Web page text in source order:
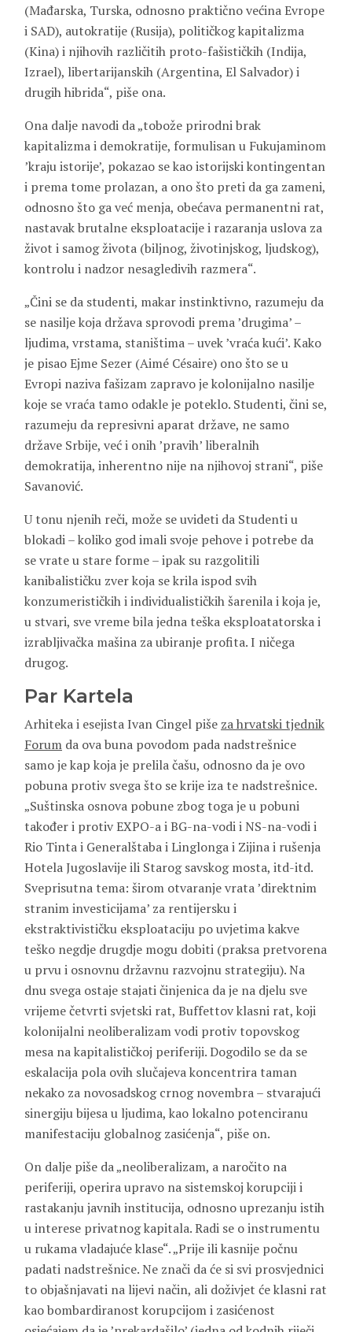
(Mađarska, Turska, odnosno praktično većina Evrope
i SAD), autokratije (Rusija), političkog kapitalizma
(Kina) i njihovih različitih proto-fašističkih (Indija,
Izrael), libertarijanskih (Argentina, El Salvador) i
drugih hibrida“, piše ona.
Ona dalje navodi da „tobože prirodni brak
kapitalizma i demokratije, formulisan u Fukujaminom
’kraju istorije’, pokazao se kao istorijski kontingentan
i prema tome prolazan, a ono što preti da ga zameni,
odnosno što ga već menja, obećava permanentni rat,
nastavak brutalne eksploatacije i razaranja uslova za
život i samog života (biljnog, životinjskog, ljudskog),
kontrolu i nadzor nesagledivih razmera“.
„Čini se da studenti, makar instinktivno, razumeju da
se nasilje koja država sprovodi prema ’drugima’ –
ljudima, vrstama, staništima – uvek ’vraća kući’. Kako
je pisao Ejme Sezer (Aimé Césaire) ono što se u
Evropi naziva fašizam zapravo je kolonijalno nasilje
koje se vraća tamo odakle je poteklo. Studenti, čini se,
razumeju da represivni aparat države, ne samo
države Srbije, već i onih ’pravih’ liberalnih
demokratija, inherentno nije na njihovoj strani“, piše
Savanović.
U tonu njenih reči, može se uvideti da Studenti u
blokadi – koliko god imali svoje pehove i potrebe da
se vrate u stare forme – ipak su razgolitili
kanibalističku zver koja se krila ispod svih
konzumerističkih i individualističkih šarenila i koja je,
u stvari, sve vreme bila jedna teška eksploatatorska i
izrabljivačka mašina za ubiranje profita. I ničega
drugog.
Par Kartela
Arhiteka i esejista Ivan Cingel piše za hrvatski tjednik
Forum da ova buna povodom pada nadstrešnice
samo je kap koja je prelila čašu, odnosno da je ovo
pobuna protiv svega što se krije iza te nadstrešnice.
„Suštinska osnova pobune zbog toga je u pobuni
također i protiv EXPO-a i BG-na-vodi i NS-na-vodi i
Rio Tinta i Generalštaba i Linglonga i Zijina i rušenja
Hotela Jugoslavije ili Starog savskog mosta, itd-itd.
Sveprisutna tema: širom otvaranje vrata ’direktnim
stranim investicijama’ za rentijersku i
ekstraktivističku eksploataciju po uvjetima kakve
teško negdje drugdje mogu dobiti (praksa pretvorena
u prvu i osnovnu državnu razvojnu strategiju). Na
dnu svega ostaje stajati činjenica da je na djelu sve
vrijeme četvrti svjetski rat, Buffettov klasni rat, koji
kolonijalni neoliberalizam vodi protiv topovskog
mesa na kapitalističkoj periferiji. Dogodilo se da se
eskalacija pola ovih slučajeva koncentrira taman
nekako za novosadskog crnog novembra – stvarajući
sinergiju bijesa u ljudima, kao lokalno potenciranu
manifestaciju globalnog zasićenja“, piše on.
On dalje piše da „neoliberalizam, a naročito na
periferiji, operira upravo na sistemskoj korupciji i
rastakanju javnih institucija, odnosno uprezanju istih
u interese privatnog kapitala. Radi se o instrumentu
u rukama vladajuće klase“. „Prije ili kasnije počnu
padati nadstrešnice. Ne znači da će si svi prosvjednici
to objašnjavati na lijevi način, ali doživjet će klasni rat
kao bombardiranost korupcijom i zasićenost